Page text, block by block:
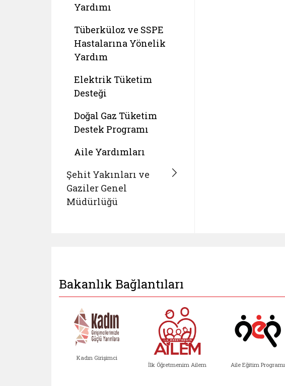
Yardımı
Tüberküloz ve SSPE
Hastalarına Yönelik
Yardım
Elektrik Tüketim
Desteği
Doğal Gaz Tüketim
Destek Programı
Aile Yardımları
Şehit Yakınları ve
Gaziler Genel
Müdürlüğü
Bakanlık Bağlantıları
Kadın Girişimci
İlk Öğretmenim Ailem Aile Eğitim Programı